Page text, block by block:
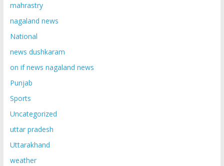
mahrastry
nagaland news
National
news dushkaram
on if news nagaland news
Punjab
Sports
Uncategorized
uttar pradesh
Uttarakhand
weather